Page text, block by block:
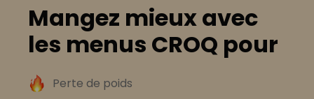
Mangez mieux avec
les menus CROQ pour
Perte de poids